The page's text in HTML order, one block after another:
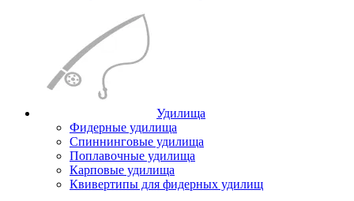
Удилища
Фидерные удилища
Спиннинговые удилища
Поплавочные удилища
Карповые удилища
Квивертипы для фидерных удилищ